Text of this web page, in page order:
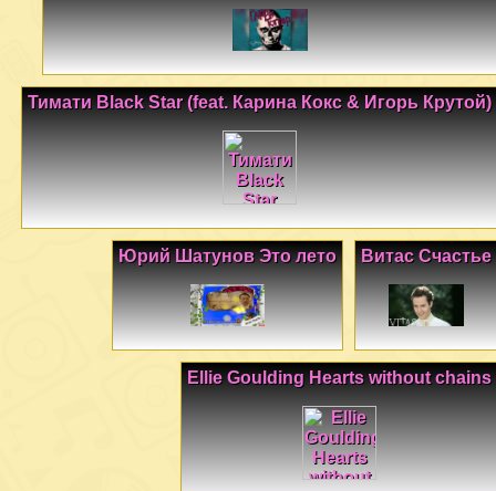
Тимати Black Star (feat. Карина Кокс & Игорь Крутой)
Витас Счастье
Юрий Шатунов Это лето
Ellie Goulding Hearts without chains